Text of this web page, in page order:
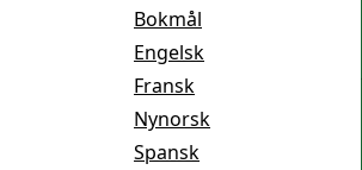
Bokmål
Engelsk
Fransk
Nynorsk
Spansk